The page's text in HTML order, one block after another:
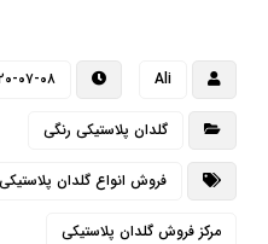
Ali ۲۰۲۰-
گلدان پلاستیکی رنگی
فروش انواع گلدان پلاستیکی
مرکز فروش گلدان پلاستیکی